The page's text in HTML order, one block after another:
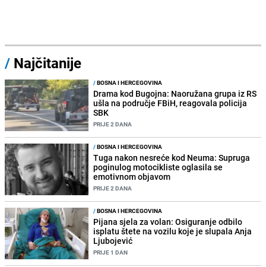
/ Najčitanije
/BOSNA I HERCEGOVINA
Drama kod Bugojna: Naoružana grupa iz RS
ušla na područje FBiH, reagovala policija
SBK
PRIJE 2 DANA
/BOSNA I HERCEGOVINA
Tuga nakon nesreće kod Neuma: Supruga
poginulog motocikliste oglasila se
emotivnom objavom
PRIJE 2 DANA
/BOSNA I HERCEGOVINA
Pijana sjela za volan: Osiguranje odbilo
isplatu štete na vozilu koje je slupala Anja
Ljubojević
PRIJE 1 DAN